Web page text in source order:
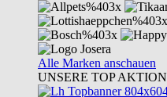
Alle Marken anschauen
UNSERE TOP AKTION